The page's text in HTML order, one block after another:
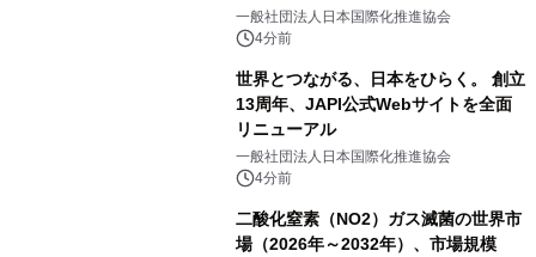
をリリース
一般社団法人日本国際化推進協会
4分前
世界とつながる、日本をひらく。 創立
13周年、JAPI公式Webサイトを全面
リニューアル
一般社団法人日本国際化推進協会
4分前
二酸化窒素（NO2）ガス滅菌の世界市
場（2026年～2032年）、市場規模